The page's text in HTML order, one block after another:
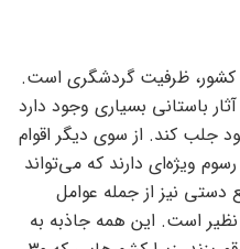
کشور، ظرفیت گردشگری است.
باستانی بسیاری وجود دارد
جلب کند. از سوی دیگر اقوام
ویژه‌ای دارند که می‌تواند
نیز از جمله عوامل
است. این همه جاذبه به